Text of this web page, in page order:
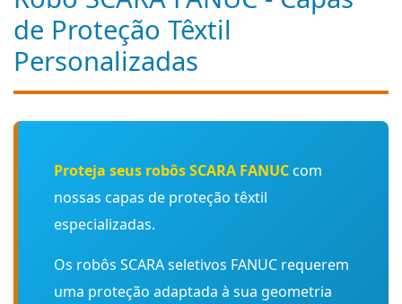
de Proteção Têxtil
Personalizadas
Proteja seus robôs SCARA FANUCcom
nossas capas de proteção têxtil
especializadas.
Os robôs SCARA seletivos FANUC requerem
uma proteção adaptada à sua geometria